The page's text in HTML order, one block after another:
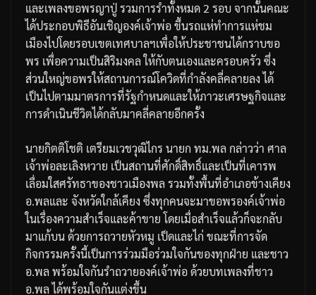
และเพลงขอพรญาปู่รวมการรำทั้งหมด 2 รอบจากนั้นคณะ
ได้ประกอบพิธีอันเชิญองค์เจ้าพ่อขึ้นรถแห่ทำการแห่ชม
เมืองไปโดยรอบเขตเทศบาลฯเพื่อให้ประชาชนได้กราบขอ
พร เพื่อความเป็นสิริมงคล ให้กับตนเองและครอบครัว ซึ่ง
ส่วนใหญ่ขอพรให้สถานการณ์โควิดที่กำลังคลี่คลายลง ได้
เป็นไปตามมาตรการที่รัฐกำหนดและให้ภาวะเศรษฐกิจและ
การดำเนินชีวิตได้กลับมาคลี่คลายอีกครั้ง
นายกิตติโชติ เตรียมเวชวุฒิไกร นายก ทม.พล กล่าวว่า ศาล
เจ้าพ่อละเลิงหวาย เป็นสถานที่ศักดิ์สิทธิ์และเป็นที่เคารพ
เลื่อมใสศรัทธาของชาวเมืองพล รวมทั้งพื้นที่อำเภอข้างเคียง
อ.พลและ จังหวัดใกล้เคียง ซึ่งทุกคนจะมาขอพรองค์เจ้าพ่อ
ในเรื่องความสำเร็จและค้าขาย โดยเมื่อสำเร็จแล้วก็จะกลับ
มาแก้บนด้วยการถวายหัวหมู เป็ดและไก่ ขณะที่การจัด
กิจกรรมครั้งนี้เป็นการร่วมมือร่วมใจกันของทุกฝ่าย และชาว
อ.พล พร้อมใจกันรำถวายองค์เจ้าพ่อด้วยบทเพลงที่ชาว
อ.พล ได้พร้อมใจกันแต่งขึ้น